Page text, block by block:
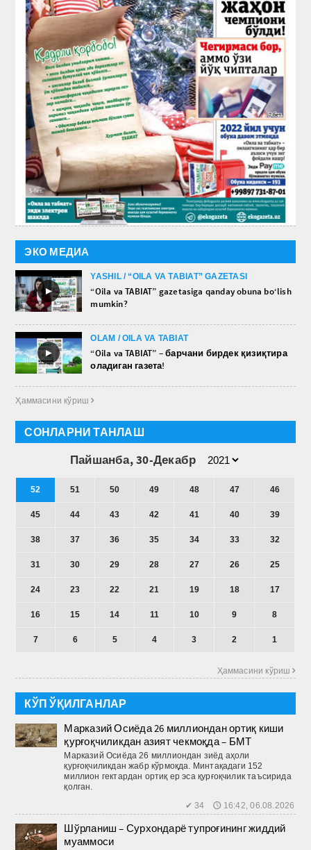
ЭКО МЕДИА
►
YASHIL / “OILA VA TABIAT” GAZETASI
“Oila va TABIAT” gazetasiga qanday obuna bo‘lish
mumkin?
►
OLAM / OILA VA TABIAT
“Oila va TABIAT” – барчани бирдек қизиқтира
оладиган газета!
Ҳаммасини кўриш 
СОНЛАРНИ ТАНЛАШ
Пайшанба, 30-Декабр
52 51 50 49 48 47 46
45 44 43 42 41 40 39
38 37 36 35 34 33 32
31 30 29 28 27 26 25
24 23 22 21 19 18 17
16 15 14 11 10 9 8
7 6 5 4 3 2 1
Ҳаммасини кўриш 
КЎП ЎҚИЛГАНЛАР
Марказий Осиёда 26 миллиондан ортиқ киши
қурғоқчиликдан азият чекмоқда – БМТ
Марказий Осиё­да 26 миллиондан зиёд аҳоли
қурғоқчиликдан жабр кўрмоқда. Минтақадаги 152
миллион гектардан ортиқ ер эса қурғоқчилик таъсирида
қолган.
✔ 34 🕔 16:42, 06.08.2026
Шўрланиш – Сурхондарё тупроғининг жиддий
муаммоси